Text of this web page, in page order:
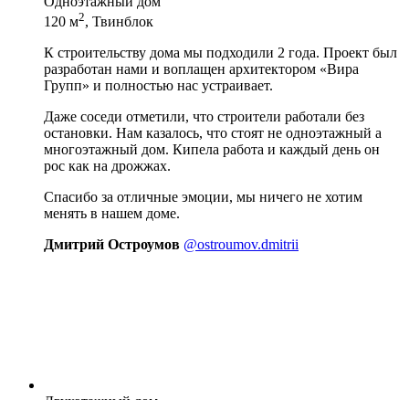
120 м2, Твинблок
К строительству дома мы подходили 2 года. Проект был
разработан нами и воплащен архитектором «Вира
Групп» и полностью нас устраивает.
Даже соседи отметили, что строители работали без
остановки. Нам казалось, что стоят не одноэтажный а
многоэтажный дом. Кипела работа и каждый день он
рос как на дрожжах.
Спасибо за отличные эмоции, мы ничего не хотим
менять в нашем доме.
Дмитрий Остроумов @ostroumov.dmitrii